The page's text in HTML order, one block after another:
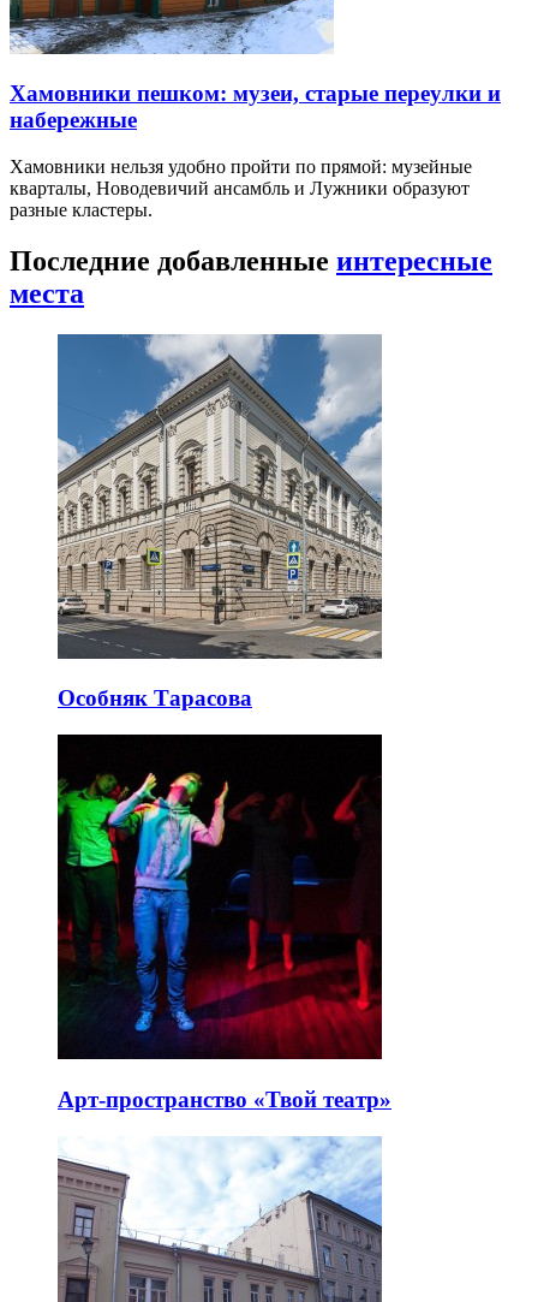
Хамовники пешком: музеи, старые переулки и
набережные
Хамовники нельзя удобно пройти по прямой: музейные
кварталы, Новодевичий ансамбль и Лужники образуют
разные кластеры.
Последние добавленные интересные
места
Особняк Тарасова
Арт-пространство «Твой театр»